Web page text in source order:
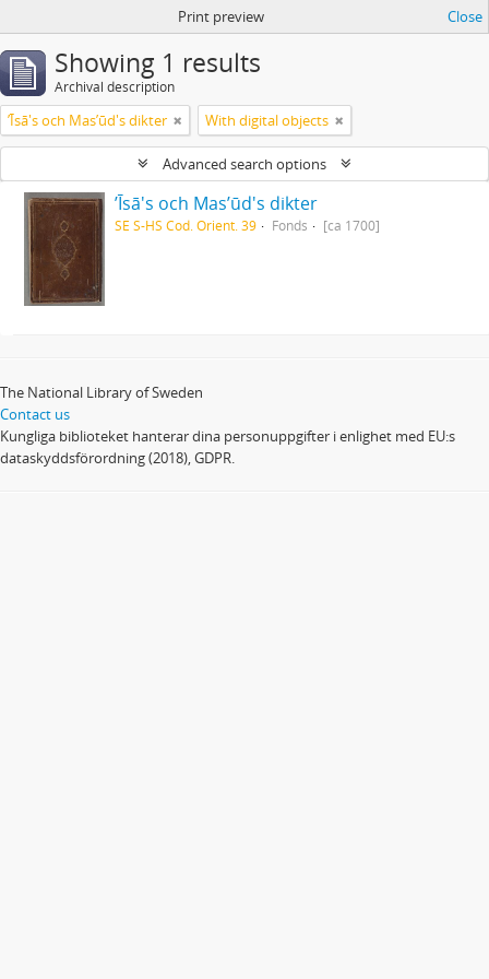
Print preview Close
Showing 1 results
Archival description
ʼĪsā's och Masʼūd's dikter With digital objects
Advanced search options
ʼĪsā's och Masʼūd's dikter
SE S-HS Cod. Orient. 39 Fonds [ca 1700]
The National Library of Sweden
Contact us
Kungliga biblioteket hanterar dina personuppgifter i enlighet med EU:s
dataskyddsförordning (2018), GDPR.